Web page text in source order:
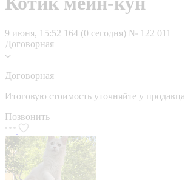
9 июня, 15:52 164 (0 сегодня) № 122 011
Договорная
Договорная
Итоговую стоимость уточняйте у продавца
Позвонить